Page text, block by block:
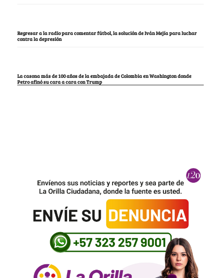
Regresar a la radio para comentar fútbol, la solución de Iván Mejía para luchar
contra la depresión
La casona más de 100 años de la embajada de Colombia en Washington donde
Petro afinó su cara a cara con Trump